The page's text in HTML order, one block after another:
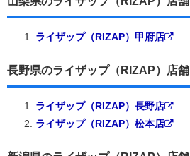
ライザップ（RIZAP）甲府店
長野県のライザップ（RIZAP）店舗
ライザップ（RIZAP）長野店
ライザップ（RIZAP）松本店